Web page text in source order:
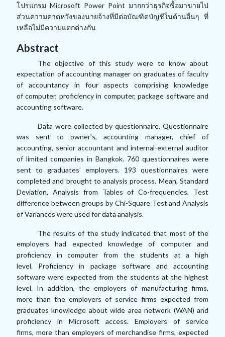
โปรแกรม Microsoft Power Point มากกว่าธุรกิจซื้อมาขายไป
ส่วนความคาดหวังของนายจ้างที่มีต่อบัณฑิตบัญชีในด้านอื่นๆ ที่
เหลือไม่มีความแตกต่างกัน
Abstract
The objective of this study were to know about
expectation of accounting manager on graduates of faculty
of accountancy in four aspects comprising knowledge
ofcomputer, proficiency in computer, package software and
accounting software.
Data were collected by questionnaire. Questionnaire
was sent to owner's, accounting manager, chief of
accounting, senior accountant and internal-external auditor
of limited companies in Bangkok. 760 questionnaires were
sent to graduates’ employers. 193 questionnaires were
completed and brought to analysis process. Mean, Standard
Deviation, Analysis from Tables of Co-frequencies, Test
difference between groups by Chi-Square Test and Analysis
of Variances were used for data analysis.
The results of the study indicated that most of the
employers had expected knowledge of computer and
proficiency in computer from the students at a high
level. Proficiency in package software and accounting
software were expected from the students at the highest
level. In addition, the employers of manufacturing firms,
more than the employers of service firms expected from
graduates knowledge about wide area network (WAN) and
proficiency in Microsoft access. Employers of service
firms, more than employers of merchandise firms, expected